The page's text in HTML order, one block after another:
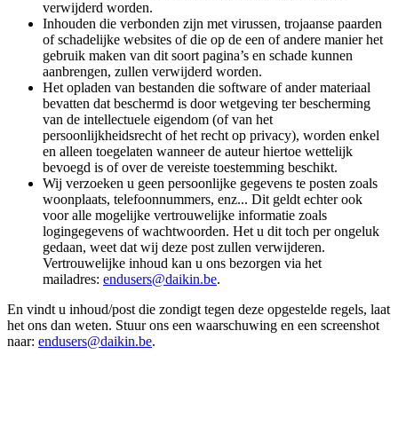
verwijderd worden.
Inhouden die verbonden zijn met virussen, trojaanse paarden
of schadelijke websites of die op de een of andere manier het
gebruik maken van dit soort pagina’s en schade kunnen
aanbrengen, zullen verwijderd worden.
Het opladen van bestanden die software of ander materiaal
bevatten dat beschermd is door wetgeving ter bescherming
van de intellectuele eigendom (of van het
persoonlijkheidsrecht of het recht op privacy), worden enkel
en alleen toegelaten wanneer de auteur hiertoe wettelijk
bevoegd is of over de vereiste toestemming beschikt.
Wij verzoeken u geen persoonlijke gegevens te posten zoals
woonplaats, telefoonnummers, enz... Dit geldt echter ook
voor alle mogelijke vertrouwelijke informatie zoals
logingegevens of wachtwoorden. Het u dit toch per ongeluk
gedaan, weet dat wij deze post zullen verwijderen.
Vertrouwelijke inhoud kan u ons bezorgen via het
mailadres: endusers@daikin.be.
En vindt u inhoud/post die zondigt tegen deze opgestelde regels, laat
het ons dan weten. Stuur ons een waarschuwing en een screenshot
naar: endusers@daikin.be.